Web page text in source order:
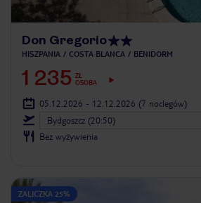
Don Gregorio
HISZPANIA COSTA BLANCA BENIDORM
1 235 ZŁ
OSOBA
05.12.2026 - 12.12.2026 (7 noclegów)
Bydgoszcz (20:50)
Bez wyżywienia
ZALICZKA 25%